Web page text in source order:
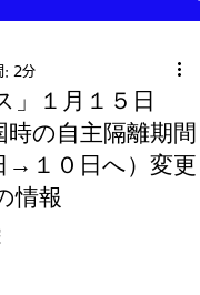
」１月１５日
時の自主隔離期間
→１０日へ）変更
情報
: 2分